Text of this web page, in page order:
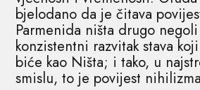
bjelodano da je čitava
Parmenida ništa drugo
konzistentni razvitak stava
biće kao Ništa; i tako, u
smislu, to je povijest